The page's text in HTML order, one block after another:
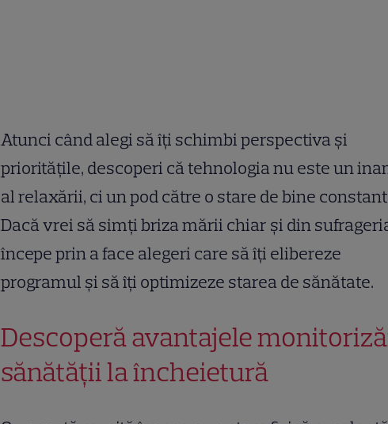
Atunci când alegi să îți schimbi perspectiva și
prioritățile, descoperi că tehnologia nu este un
al relaxării, ci un pod către o stare de bine
Dacă vrei să simți briza mării chiar și din
începe prin a face alegeri care să îți elibereze
programul și să îți optimizeze starea de sănătate.
Descoperă avantajele
sănătății la încheietură